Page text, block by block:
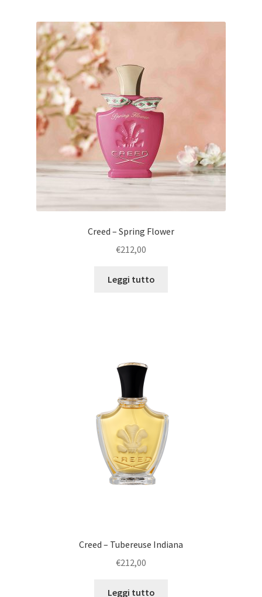
Creed – Spring Flower
€212,00
Leggi tutto
Creed – Tubereuse Indiana
€212,00
Leggi tutto